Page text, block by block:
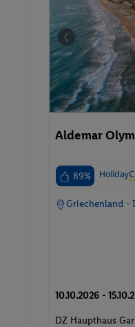
Aldemar
89%
Griechenland -
10.10.2026 -
DZ Haupthaus